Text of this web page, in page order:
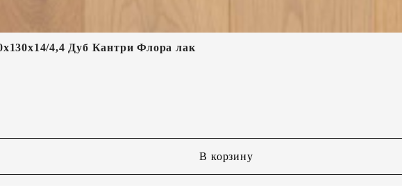
4,4 Дуб Кантри Флора лак
В корзину